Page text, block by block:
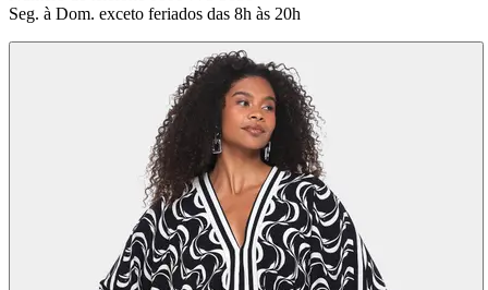
Seg. à Dom. exceto feriados das 8h às 20h